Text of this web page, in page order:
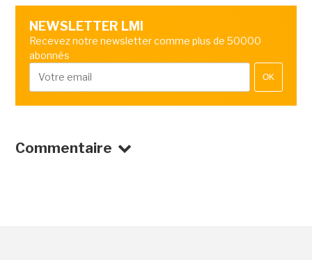
NEWSLETTER LMI
Recevez notre newsletter comme plus de 50000
abonnés
OK
Commentaire